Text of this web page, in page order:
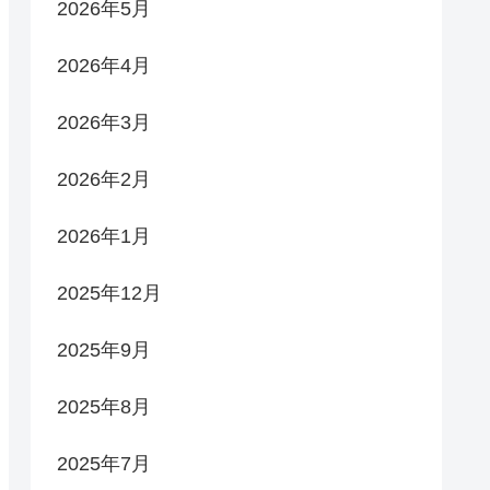
2026年5月
2026年4月
2026年3月
2026年2月
2026年1月
2025年12月
2025年9月
2025年8月
2025年7月